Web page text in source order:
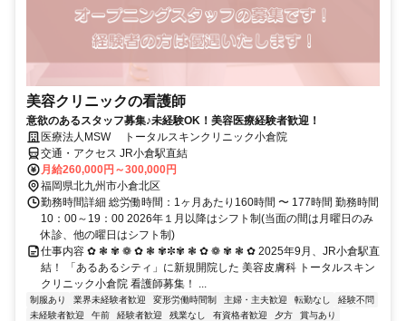
美容クリニックの看護師
意欲のあるスタッフ募集♪未経験OK！美容医療経験者歓迎！
医療法人MSW トータルスキンクリニック小倉院
交通・アクセス JR小倉駅直結
月給260,000円～300,000円
福岡県北九州市小倉北区
勤務時間詳細 総労働時間：1ヶ月あたり160時間 〜 177時間 勤務時間
10：00～19：00 2026年１月以降はシフト制(当面の間は月曜日のみ
休診、他の曜日はシフト制)
仕事内容 ✿ ❃ ✾ ❁ ✿ ❃ ✾✼✾ ❃ ✿ ❁ ✾ ❃ ✿ 2025年9月、JR小倉駅直
結！ 「あるあるシティ」に新規開院した 美容皮膚科 トータルスキン
クリニック小倉院 看護師募集！ ...
制服あり 業界未経験者歓迎 変形労働時間制 主婦・主夫歓迎 転勤なし
経験不問
未経験者歓迎
午前 経験者歓迎 残業なし 有資格者歓迎 夕方
賞与あり